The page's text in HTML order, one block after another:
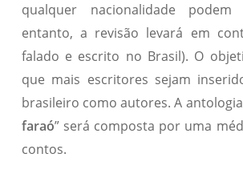
qualquer nacionalidade
entanto, a revisão levará em
falado e escrito no Brasil). O
que mais escritores sejam
brasileiro como autores. A antologia
faraó” será composta por uma
contos.